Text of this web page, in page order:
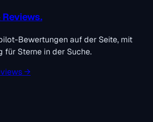
Bewertungen auf der Seite, mit
für Sterne in der Suche.
→